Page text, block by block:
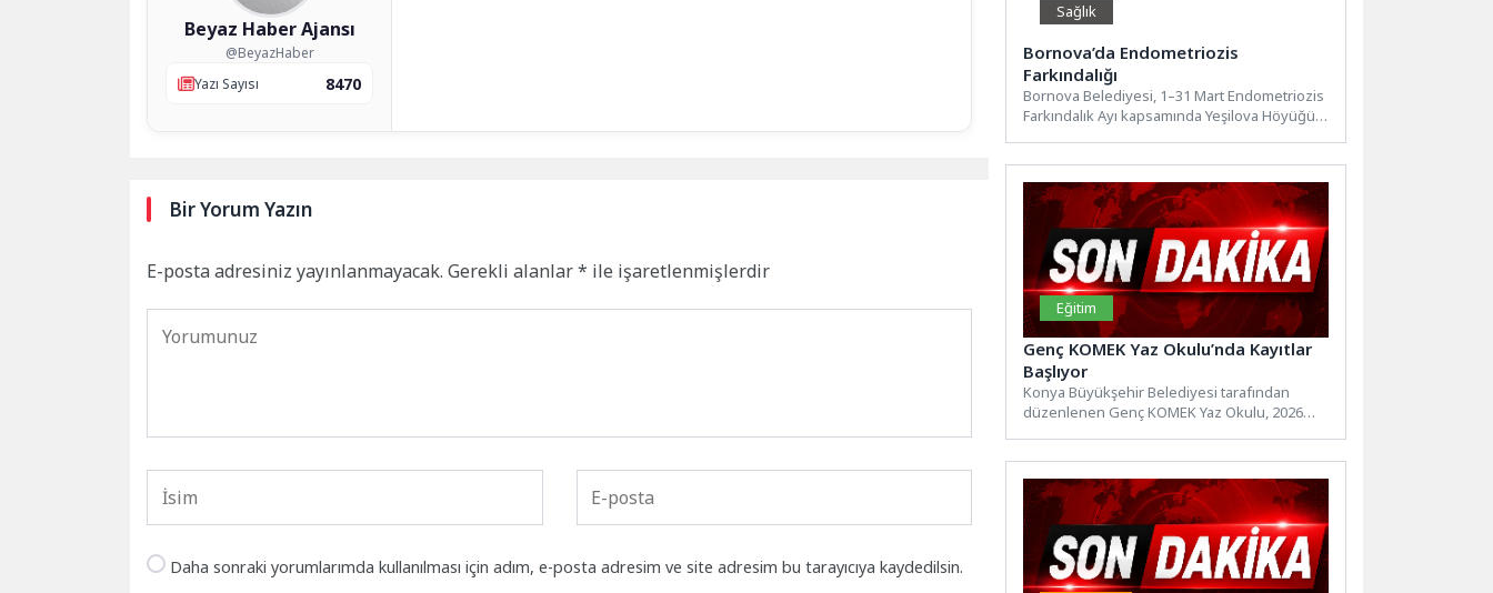
Beyaz Haber Ajansı
@BeyazHaber
Yazı Sayısı
8470
Bir Yorum Yazın
E-posta adresiniz yayınlanmayacak. Gerekli alanlar* ile işaretlenmişlerdir
Daha sonraki yorumlarımda kullanılması için adım, e-posta adresim ve site adresim bu tarayıcıya kaydedilsin.
Sağlık
Bornova’da Endometriozis
Farkındalığı
Bornova Belediyesi, 1–31 Mart Endometriozis
Farkındalık Ayı kapsamında Yeşilova Höyüğü
Eğitim
Genç KOMEK Yaz Okulu’nda Kayıtlar
Başlıyor
Konya Büyükşehir Belediyesi tarafından
düzenlenen Genç KOMEK Yaz Okulu, 2026